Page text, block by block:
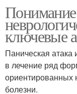
Понимание
ключевые
Паническая атака
в лечение ряд
ориентированных
болезни.